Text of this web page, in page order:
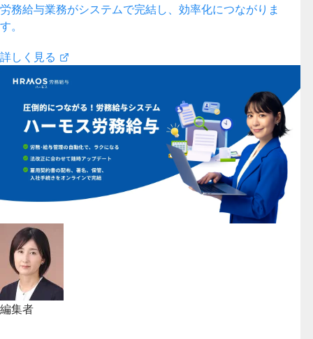
労務給与業務がシステムで完結し、効率化につながりま
す。
詳しく見る
編集者